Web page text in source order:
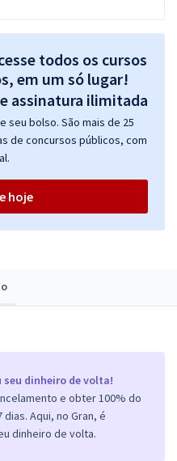
dinheiro de volta!
e obter 100% do
Aqui, no Gran, é
dinheiro de volta.
todos os cursos
em um só lugar!
seu bolso. São mais de 25
de concursos públicos, com
hoje